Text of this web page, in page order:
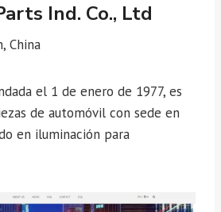
Ind. Co., Ltd
China
el 1 de enero de 1977, es
de automóvil con sede en
en iluminación para